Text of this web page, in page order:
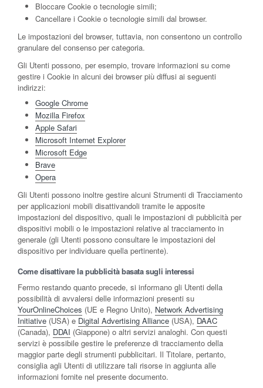
Bloccare Cookie o tecnologie simili;
Cancellare i Cookie o tecnologie simili dal browser.
Le impostazioni del browser, tuttavia, non consentono un controllo
granulare del consenso per categoria.
Gli Utenti possono, per esempio, trovare informazioni su come
gestire i Cookie in alcuni dei browser più diffusi ai seguenti
indirizzi:
Google Chrome
Mozilla Firefox
Apple Safari
Microsoft Internet Explorer
Microsoft Edge
Brave
Opera
Gli Utenti possono inoltre gestire alcuni Strumenti di Tracciamento
per applicazioni mobili disattivandoli tramite le apposite
impostazioni del dispositivo, quali le impostazioni di pubblicità per
dispositivi mobili o le impostazioni relative al tracciamento in
generale (gli Utenti possono consultare le impostazioni del
dispositivo per individuare quella pertinente).
Come disattivare la pubblicità basata sugli interessi
Fermo restando quanto precede, si informano gli Utenti della
possibilità di avvalersi delle informazioni presenti su
YourOnlineChoices (UE e Regno Unito), Network Advertising
Initiative (USA) e Digital Advertising Alliance (USA), DAAC
(Canada), DDAI (Giappone) o altri servizi analoghi. Con questi
servizi è possibile gestire le preferenze di tracciamento della
maggior parte degli strumenti pubblicitari. Il Titolare, pertanto,
consiglia agli Utenti di utilizzare tali risorse in aggiunta alle
informazioni fornite nel presente documento.